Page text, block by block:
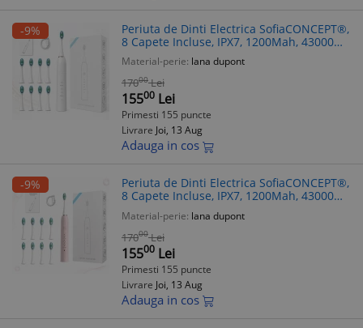
-9%
Periuta de Dinti Electrica SofiaCONCEPT®,
8 Capete Incluse, IPX7, 1200Mah, 43000
Miscari/Min, White
Material-perie: lana dupont
17000 Lei
15500 Lei
Primesti 155 puncte
Livrare Joi, 13 Aug
Adauga in cos
-9%
Periuta de Dinti Electrica SofiaCONCEPT®,
8 Capete Incluse, IPX7, 1200Mah, 43000
Miscari/Min, Pink
Material-perie: lana dupont
17000 Lei
15500 Lei
Primesti 155 puncte
Livrare Joi, 13 Aug
Adauga in cos